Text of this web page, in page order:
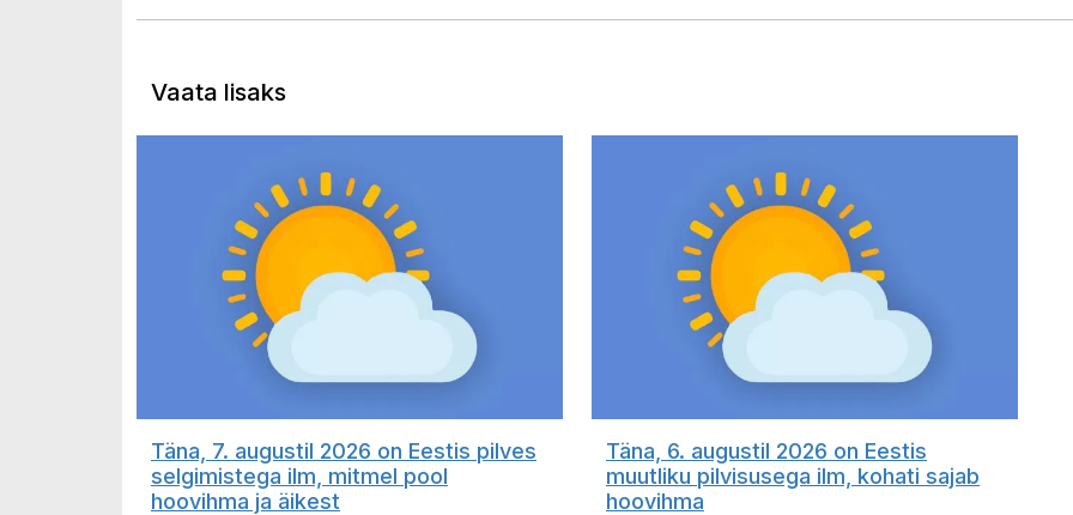
Vaata lisaks
Täna, 7. augustil 2026 on Eestis pilves
selgimistega ilm, mitmel pool
hoovihma ja äikest
Täna, 6. augustil 2026 on Eestis
muutliku pilvisusega ilm, kohati sajab
hoovihma